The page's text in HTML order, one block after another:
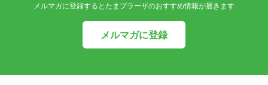
メルマガに登録するとたまプラーザのおすすめ情報が届きます
メルマガに登録